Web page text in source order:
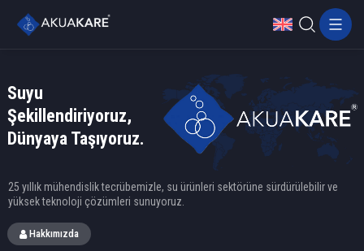
Suyu
Şekillendiriyoruz,
Dünyaya Taşıyoruz.
25 yıllık mühendislik tecrübemizle, su ürünleri sektörüne sürdürülebilir ve
yüksek teknoloji çözümleri sunuyoruz.
Hakkımızda